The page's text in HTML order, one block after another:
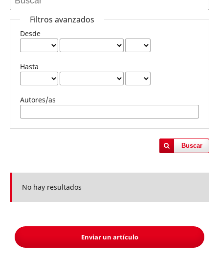
Filtros avanzados
Desde
Hasta
Autores/as
Buscar
No hay resultados
Enviar un artículo